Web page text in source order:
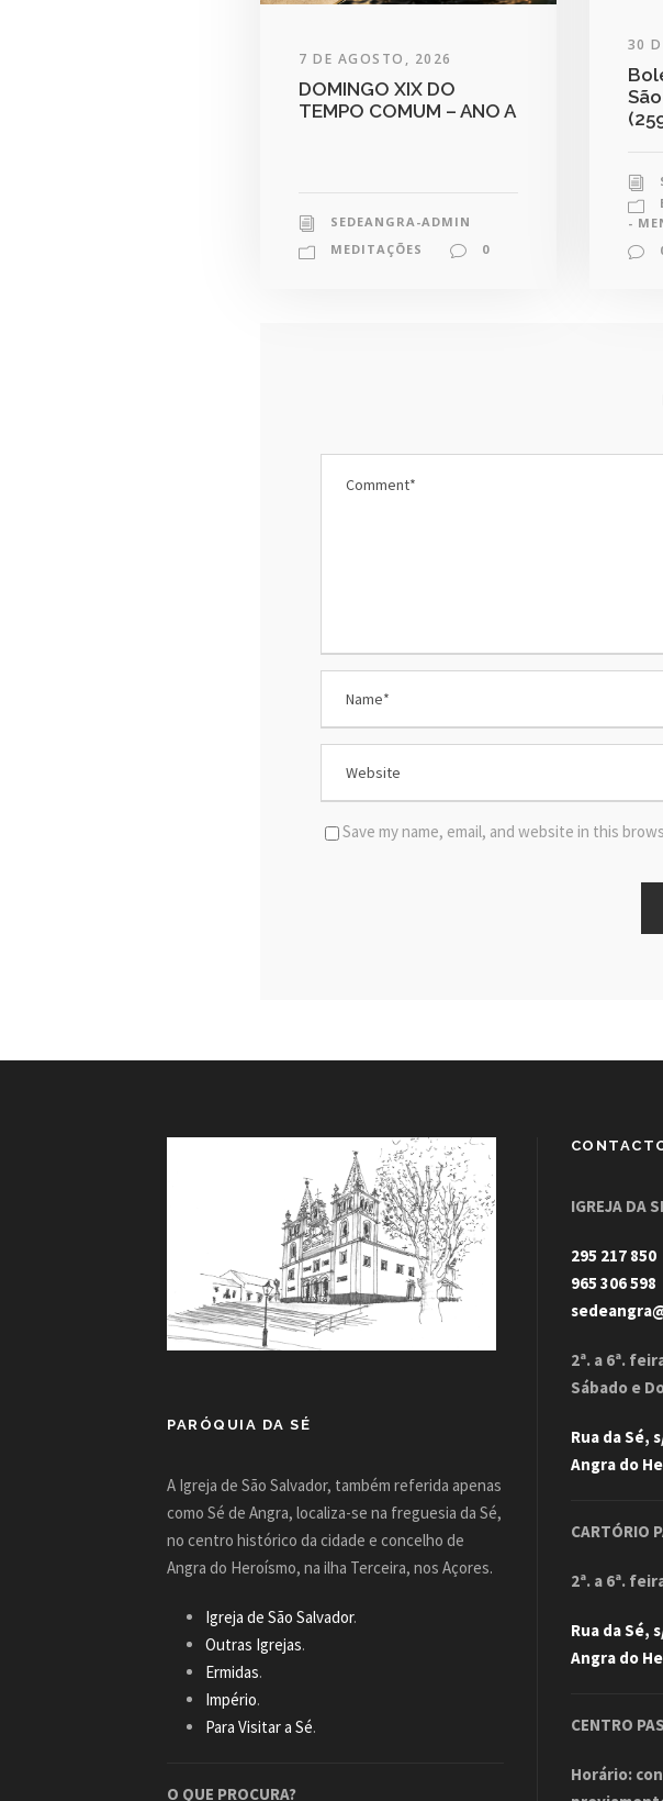
7 DE AGOSTO, 2026
DOMINGO XIX DO
TEMPO COMUM – ANO A
SEDEANGRA-ADMIN
MEDITAÇÕES
0
30
-
Save my name, email, and website in this
PARÓQUIA DA SÉ
A Igreja de São Salvador, também referida apenas
como Sé de Angra, localiza-se na freguesia da Sé,
no centro histórico da cidade e concelho de
Angra do Heroísmo, na ilha Terceira, nos Açores.
Igreja de São Salvador.
Outras Igrejas.
Ermidas.
Império.
Para Visitar a Sé.
O QUE PROCURA?
IGREJA DA
295 217 850
965 306 598
2ª. a 6ª.
Sábado e
Rua da Sé,
Angra do
CARTÓRIO
2ª. a 6ª.
Rua da Sé,
Angra do
CENTRO
Horário: